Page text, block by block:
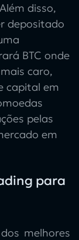
disso,
depositado
BTC onde
caro,
capital em
pelas
em
para
melhores